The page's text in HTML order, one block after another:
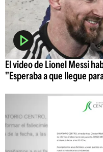
El video de Lionel Messi
"Esperaba a que llegue